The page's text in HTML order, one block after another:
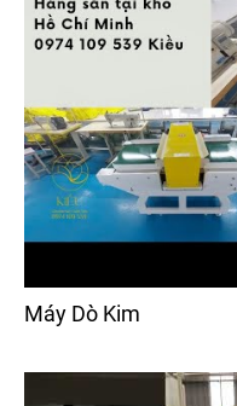
Máy Dò Kim